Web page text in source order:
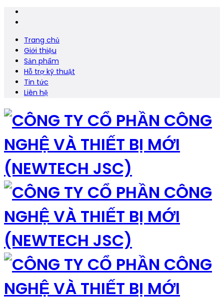
Trang chủ
Giới thiệu
Sản phẩm
Hỗ trợ kỹ thuật
Tin tức
Liên hệ